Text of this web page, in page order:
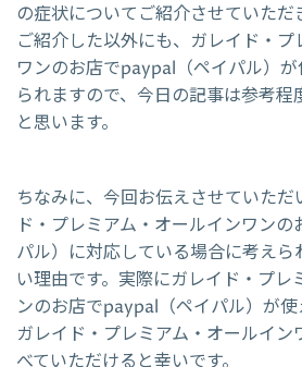
の症状についてご紹介させていた
ご紹介した以外にも、ガレイド・
ワンのお店でpaypal（ペイパル）
られますので、今日の記事は参考
と思います。
ちなみに、今回お伝えさせていただ
ド・プレミアム・オールインワン
パル）に対応している場合に考え
い理由です。実際にガレイド・プレ
ンのお店でpaypal（ペイパル）が
ガレイド・プレミアム・オールイン
べていただけると幸いです。